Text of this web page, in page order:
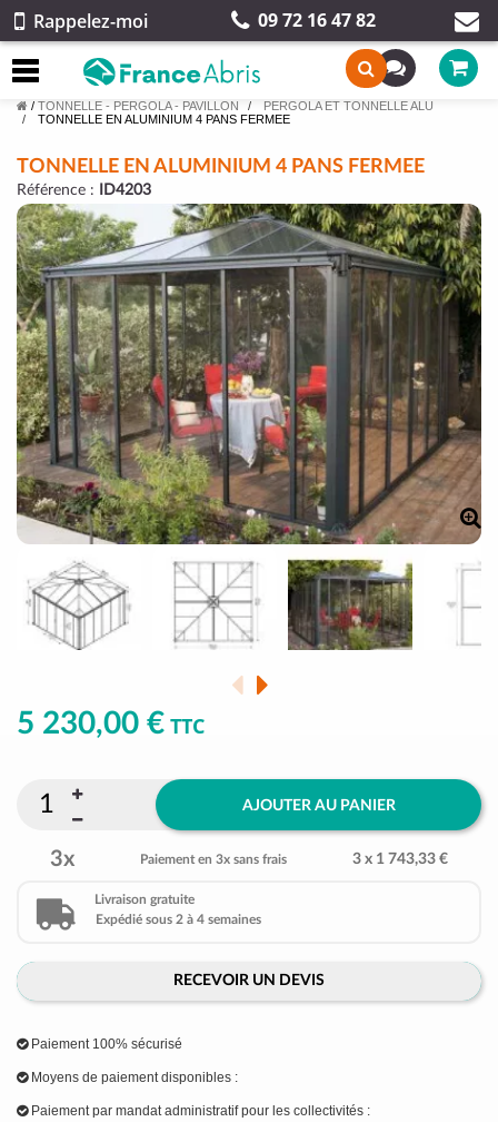
Rappelez-moi 09 72 16 47 82
/ TONNELLE - PERGOLA - PAVILLON
PERGOLA ET TONNELLE ALU
TONNELLE EN ALUMINIUM 4 PANS FERMEE
TONNELLE EN ALUMINIUM 4 PANS FERMEE
Référence : ID4203
5 230,00 € TTC
AJOUTER AU PANIER
3x Paiement en 3x sans frais 3 x 1 743,33 €
Livraison gratuite
Expédié sous 2 à 4 semaines
RECEVOIR UN DEVIS
Paiement 100% sécurisé
Moyens de paiement disponibles :
Paiement par mandat administratif pour les collectivités :